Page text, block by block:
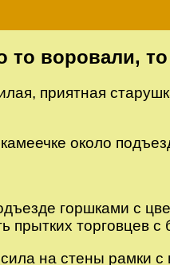
то воровали,
приятная
около
горшками с
прытких торговцев
на стены рамки